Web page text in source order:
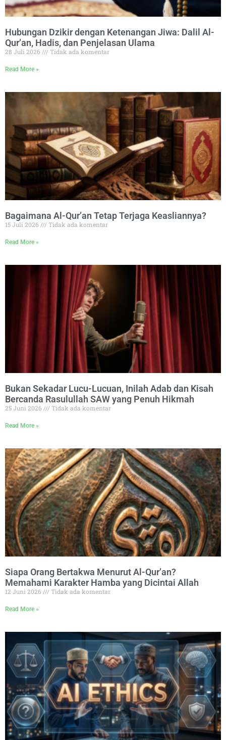
Hubungan Dzikir dengan Ketenangan Jiwa: Dalil Al-
Qur’an, Hadis, dan Penjelasan Ulama
28 Juli 2026 Tidak ada komentar
Read More »
Bagaimana Al-Qur’an Tetap Terjaga Keasliannya?
15 Juli 2026 Tidak ada komentar
Read More »
Bukan Sekadar Lucu-Lucuan, Inilah Adab dan Kisah
Bercanda Rasulullah SAW yang Penuh Hikmah
25 Juni 2026 Tidak ada komentar
Read More »
Siapa Orang Bertakwa Menurut Al-Qur’an?
Memahami Karakter Hamba yang Dicintai Allah
12 Juni 2026 Tidak ada komentar
Read More »